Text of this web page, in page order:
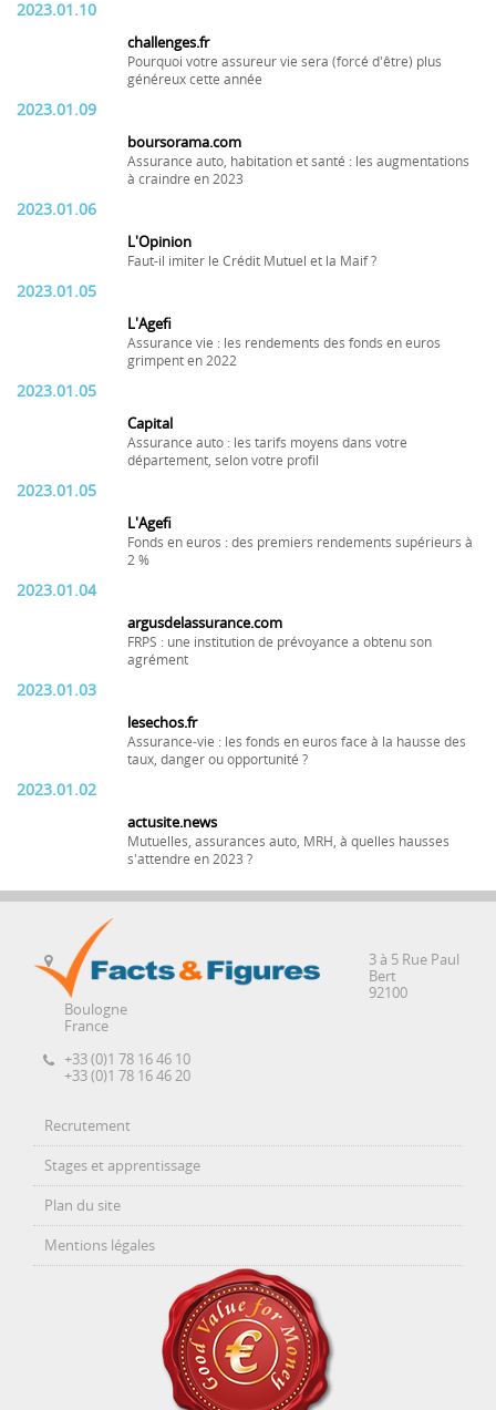
2023.01.10
challenges.fr
Pourquoi votre assureur vie sera (forcé d'être) plus
généreux cette année
2023.01.09
boursorama.com
Assurance auto, habitation et santé : les augmentations
à craindre en 2023
2023.01.06
L'Opinion
Faut-il imiter le Crédit Mutuel et la Maif ?
2023.01.05
L'Agefi
Assurance vie : les rendements des fonds en euros
grimpent en 2022
2023.01.05
Capital
Assurance auto : les tarifs moyens dans votre
département, selon votre profil
2023.01.05
L'Agefi
Fonds en euros : des premiers rendements supérieurs à
2 %
2023.01.04
argusdelassurance.com
FRPS : une institution de prévoyance a obtenu son
agrément
2023.01.03
lesechos.fr
Assurance-vie : les fonds en euros face à la hausse des
taux, danger ou opportunité ?
2023.01.02
actusite.news
Mutuelles, assurances auto, MRH, à quelles hausses
s'attendre en 2023 ?
3 à 5 Rue Paul
Bert
92100
Boulogne
France
+33 (0)1 78 16 46 10
+33 (0)1 78 16 46 20
Recrutement
Stages et apprentissage
Plan du site
Mentions légales